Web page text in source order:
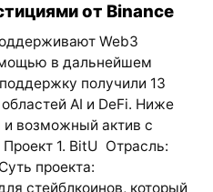
от Binance
Web3
в дальнейшем
получили 13
AI и DeFi. Ниже
и возможный актив с
1. BitU Отрасль:
проекта:
стейблкоинов, который